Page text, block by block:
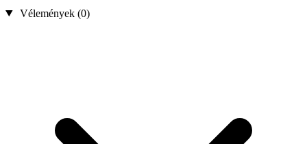
Vélemények (0)